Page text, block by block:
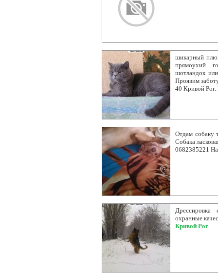
шикарный
прямоухий
шотландок
Проявим
40 Кривой Рог.
Отдам собаку
Собака
0682385221
Дрессировка
охранные
Кривой Рог